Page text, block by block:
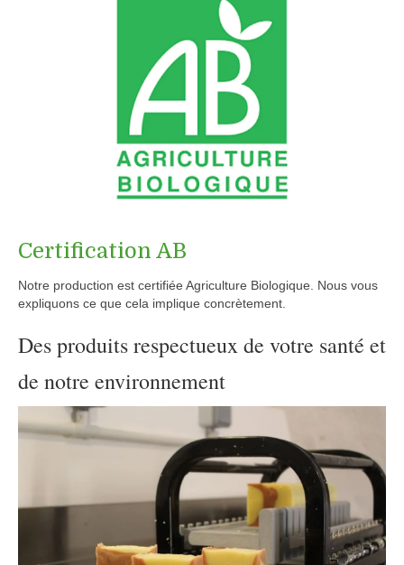
Certification AB
Notre production est certifiée Agriculture Biologique. Nous vous
expliquons ce que cela implique concrètement.
Des produits respectueux de votre santé et
de notre environnement